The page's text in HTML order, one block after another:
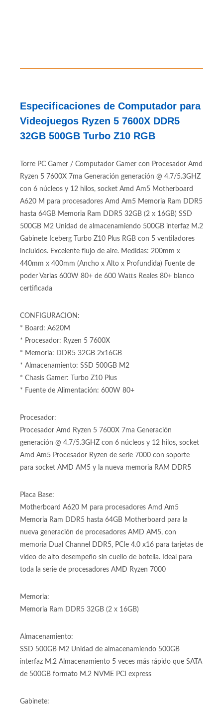
Especificaciones de Computador para
32GB 500GB Turbo Z10 RGB
Torre PC Gamer / Computador Gamer con Procesador Amd
Ryzen 5 7600X 7ma Generación generación @ 4.7/5.3GHZ
con 6 núcleos y 12 hilos, socket Amd Am5 Motherboard
A620 M para procesadores Amd Am5 Memoria Ram DDR5
hasta 64GB Memoria Ram DDR5 32GB (2 x 16GB) SSD
500GB M2 Unidad de almacenamiendo 500GB interfaz M.2
Gabinete Iceberg Turbo Z10 Plus RGB con 5 ventiladores
incluidos. Excelente flujo de aire. Medidas: 200mm x
440mm x 400mm (Ancho x Alto x Profundida) Fuente de
certificada
CONFIGURACION:
* Board: A620M
* Procesador: Ryzen 5 7600X
* Memoria: DDR5 32GB 2x16GB
* Almacenamiento: SSD 500GB M2
* Fuente de Alimentación: 600W 80+
Procesador:
Procesador Amd Ryzen 5 7600X 7ma Generación
generación @ 4.7/5.3GHZ con 6 núcleos y 12 hilos, socket
para socket AMD AM5 y la nueva memoria RAM DDR5
Placa Base:
Motherboard A620 M para procesadores Amd Am5
Memoria Ram DDR5 hasta 64GB Motherboard para la
nueva generación de procesadores AMD AM5, con
memoria Dual Channel DDR5, PCIe 4.0 x16 para tarjetas de
toda la serie de procesadores AMD Ryzen 7000
Memoria Ram DDR5 32GB (2 x 16GB)
Almacenamiento:
SSD 500GB M2 Unidad de almacenamiendo 500GB
de 500GB formato M.2 NVME PCI express